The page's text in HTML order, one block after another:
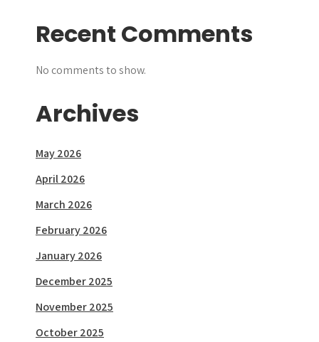
Recent Comments
No comments to show.
Archives
May 2026
April 2026
March 2026
February 2026
January 2026
December 2025
November 2025
October 2025